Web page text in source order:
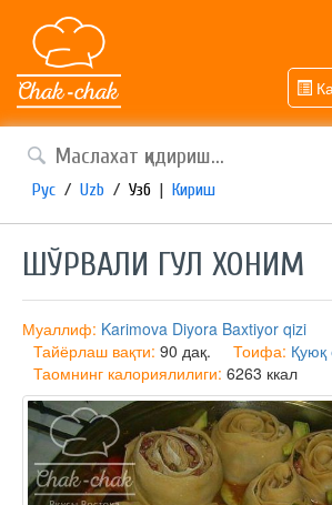
Рус / Uzb / Узб | Кириш
ШЎРВАЛИ ГУЛ ХОНИМ
Муаллиф: Karimova Diyora Baxtiyor qizi
Тайёрлаш вақти: 90 дақ. Тоифа: Қуюқ
Таомнинг калориялилиги: 6263 ккал